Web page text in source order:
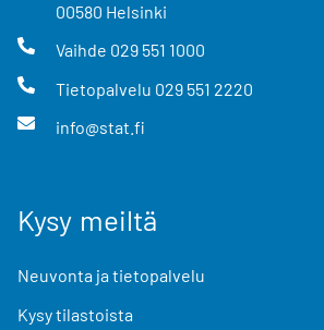
00580 Helsinki
Vaihde 029 551 1000
Tietopalvelu 029 551 2220
info@stat.fi
Kysy meiltä
Neuvonta ja tietopalvelu
Kysy tilastoista